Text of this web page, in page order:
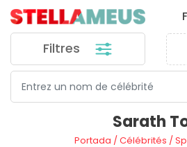
Filtres
Sarath
Portada /Célébrités /